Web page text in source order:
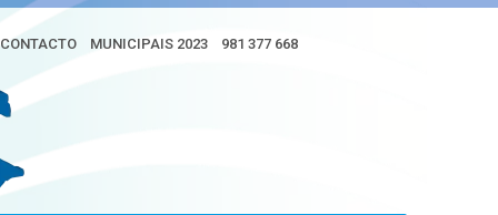
CONTACTO MUNICIPAIS 2023 981 377 668